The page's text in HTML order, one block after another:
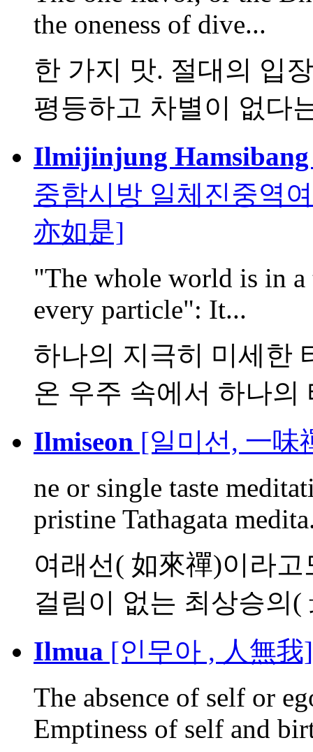
the oneness of dive...
한 가지 맛. 절대의 입
평등하고 차별이 없다
Ilmijinjung
중함시방 일체진중역
亦如是]
"The whole world is in
every particle": It...
하나의 지극히 미세한
온 우주 속에서 하나의
Ilmiseon [일미선, 一味
ne or single taste
pristine Tathagata
여래선( 如來禪)이라
걸림이 없는 최상승의(
Ilmua [인무아 , 人無我]
The absence of self or
Emptiness of self and